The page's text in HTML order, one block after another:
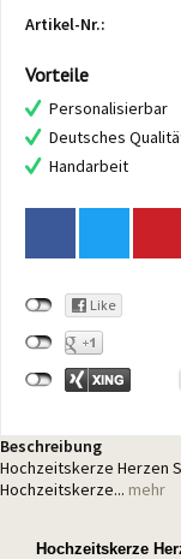
Artikel-Nr.:
Vorteile
Personalisierbar
Deutsches
Handarbeit
Beschreibung
Hochzeitskerze Herzen
Hochzeitskerze... mehr
Hochzeitskerze